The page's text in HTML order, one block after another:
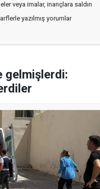
veya imalar, inançlara saldırı
yazılmış yorumlar
gelmişlerdi: